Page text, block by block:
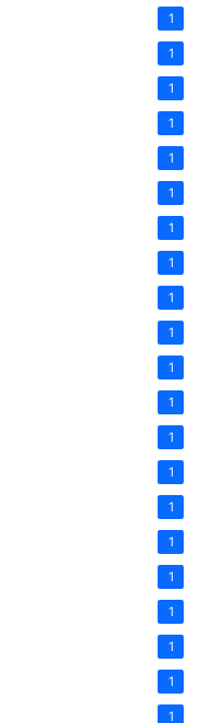
1
1
1
1
1
1
1
1
1
1
1
1
1
1
1
1
1
1
1
1
1